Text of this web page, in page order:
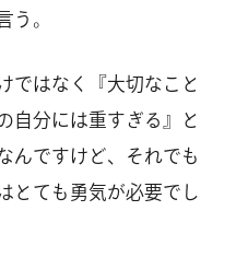
う。
ではなく『大切なこと
自分には重すぎる』と
んですけど、それでも
とても勇気が必要でし